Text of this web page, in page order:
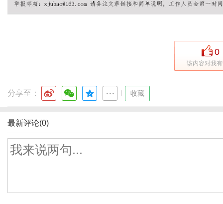
0
该内容对我
分享至： 收藏
最新评论(0)